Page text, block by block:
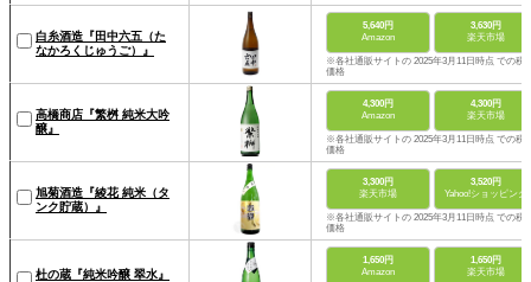
白糸酒造『田中六五（た
なかろくじゅうご）』
5,640円
Amazon
3,630円
楽天市場
※各社通販サイトの 2025年3月11日時点 での税
価格
高橋商店『繁桝 純米大吟
醸』
4,300円
Amazon
4,300円
楽天市場
※各社通販サイトの 2025年3月11日時点 での税
価格
旭菊酒造『綾花 純米（タ
ンク貯蔵）』
3,300円
楽天市場
3,520円
Yahoo!ショッピング
※各社通販サイトの 2025年3月11日時点 での税
価格
杜の蔵『純米吟醸 翠水』
1,650円
Amazon
1,650円
楽天市場